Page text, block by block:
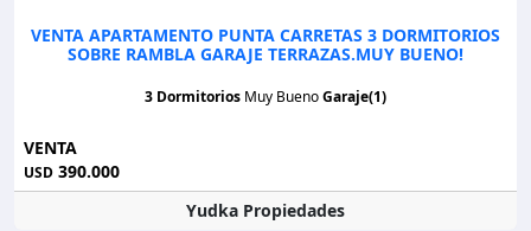
VENTA APARTAMENTO PUNTA CARRETAS 3 DORMITORIOS
SOBRE RAMBLA GARAJE TERRAZAS.MUY BUENO!
3 Dormitorios Muy BuenoGaraje(1)
VENTA
USD 390.000
Yudka Propiedades